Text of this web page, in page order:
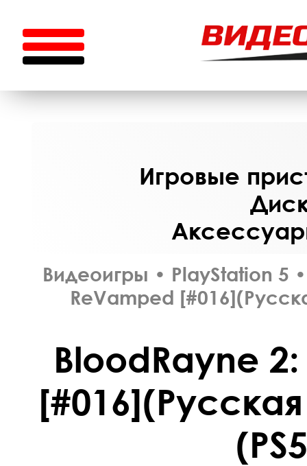
Игровые
Видеоигры • PlayStation 5 •
ReVamped
BloodRayne